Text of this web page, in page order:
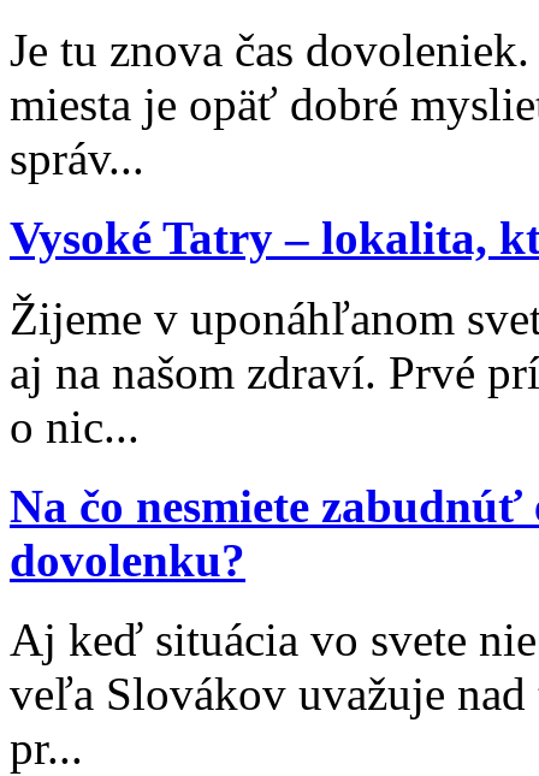
Je tu znova čas
miesta je opäť dobré
správ...
Vysoké Tatry – lokalita,
Žijeme v uponáhľanom
aj na našom zdraví. Prvé
o nic...
Na čo nesmiete zabudnúť
dovolenku?
Aj keď situácia vo svete
veľa Slovákov uvažuje
pr...